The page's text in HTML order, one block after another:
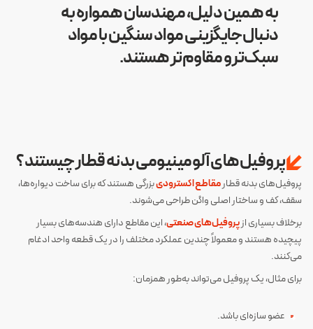
به همین دلیل، مهندسان همواره به
دنبال جایگزینی مواد سنگین با مواد
سبک‌تر و مقاوم‌تر هستند.
پروفیل‌های آلومینیومی بدنه قطار چیستند؟
پروفیل‌های بدنه قطارمقاطع اکسترودیبزرگی هستند که برای ساخت دیواره‌ها،
سقف، کف و ساختار اصلی واگن طراحی می‌شوند.
برخلاف بسیاری ازپروفیل‌های صنعتی، این مقاطع دارای هندسه‌های بسیار
پیچیده هستند و معمولاً چندین عملکرد مختلف را در یک قطعه واحد ادغام
می‌کنند.
برای مثال، یک پروفیل می‌تواند به‌طور همزمان:
عضو سازه‌ای باشد.